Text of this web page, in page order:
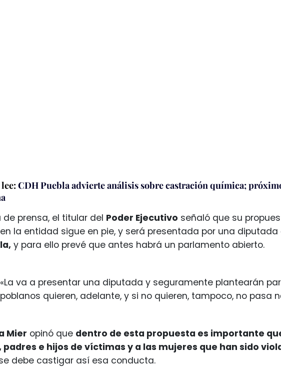
CDH Puebla advierte análisis sobre castración química;
de prensa, el titular del Poder Ejecutivo señaló que su
la entidad sigue en pie, y será presentada por una diputada
y para ello prevé que antes habrá un parlamento abierto.
«La va a presentar una diputada y seguramente plantearán
poblanos quieren, adelante, y si no quieren, tampoco, no pasa
Mier opinó que dentro de esta propuesta es importante
padres e hijos de víctimas y a las mujeres que han sido
debe castigar así esa conducta.